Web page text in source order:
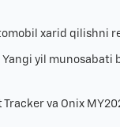
xarid qilishni
Yangi yil
va Onix